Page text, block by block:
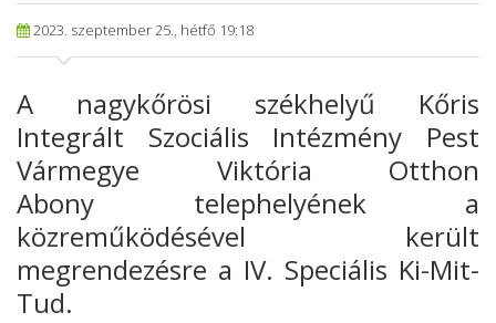
2023. szeptember 25., hétfő 19:18
A nagykőrösi székhelyű Kőris
Integrált Szociális Intézmény Pest
Vármegye Viktória Otthon
Abony telephelyének a
közreműködésével került
megrendezésre a IV. Speciális Ki-Mit-
Tud.